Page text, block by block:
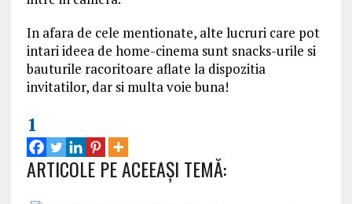
In afara de cele mentionate, alte lucruri care pot
intari ideea de home-cinema sunt snacks-urile si
bauturile racoritoare aflate la dispozitia
invitatilor, dar si multa voie buna!
1
ARTICOLE PE ACEEAŞI TEMĂ: